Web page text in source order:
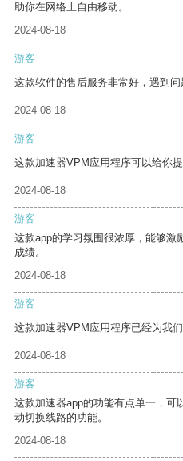
助你在网络上自由移动。
2024-08-18
游客
这款软件的售后服务非常好，遇到问
2024-08-18
游客
这款加速器VPM应用程序可以给你
2024-08-18
游客
这款app的学习氛围很浓厚，能够激
成绩。
2024-08-18
游客
这款加速器VPM应用程序已经为我
2024-08-18
游客
这款加速器app的功能有点单一，可
动切换线路的功能。
2024-08-18